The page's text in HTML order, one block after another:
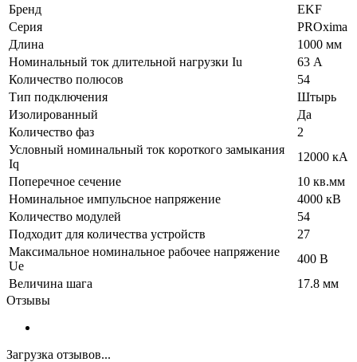
Бренд
EKF
Серия
PROxima
Длина
1000 мм
Номинальный ток длительной нагрузки Iu
63 А
Количество полюсов
54
Тип подключения
Штырь
Изолированный
Да
Количество фаз
2
Условный номинальный ток короткого замыкания
Iq
12000 кА
Поперечное сечение
10 кв.мм
Номинальное импульсное напряжение
4000 кВ
Количество модулей
54
Подходит для количества устройств
27
Максимальное номинальное рабочее напряжение
Ue
400 В
Величина шага
17.8 мм
Отзывы
Загрузка отзывов...